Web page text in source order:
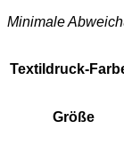
Minimale
Textildruck-
Größe